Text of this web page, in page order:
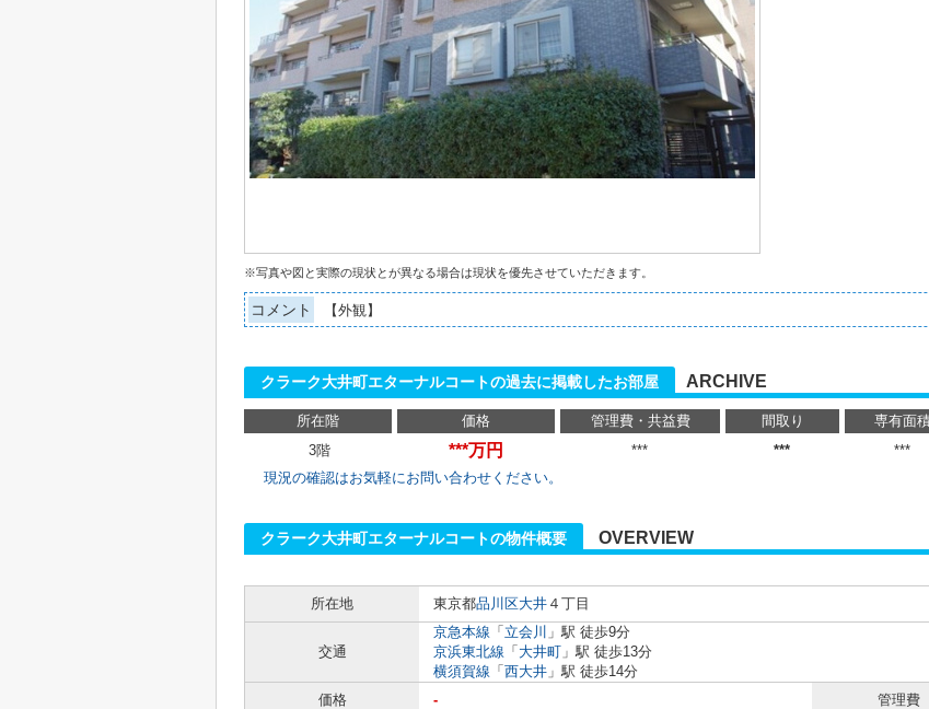
※写真や図と実際の現状とが異なる場合は現状を優先させていただきます。
コメント 【外観】
クラーク大井町エターナルコートの過去に掲載したお部屋 ARCHIVE
所在階 価格 管理費・共益費 間取り 専有面
3階
***万円 *** *** ***
現況の確認はお気軽にお問い合わせください。
クラーク大井町エターナルコートの物件概要 OVERVIEW
所在地
東京都品川区大井 ４丁目
交通
京急本線 「 立会川 」駅 徒歩9分
京浜東北線 「 大井町 」駅 徒歩13分
横須賀線 「 西大井 」駅 徒歩14分
価格
- 管理費